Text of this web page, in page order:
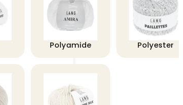
Polyamide Polyester